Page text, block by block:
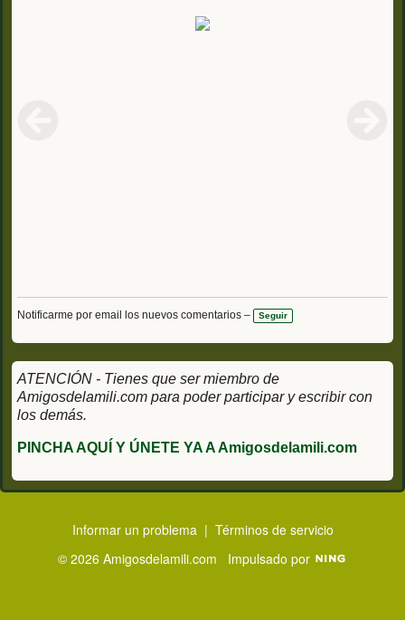
Notificarme por email los nuevos comentarios – Seguir
ATENCIÓN - Tienes que ser miembro de
Amigosdelamili.com para poder participar y escribir con
los demás.
PINCHA AQUÍ Y ÚNETE YA A Amigosdelamili.com
Informar un problema| Términos de servicio
© 2026 Amigosdelamili.com Impulsado por